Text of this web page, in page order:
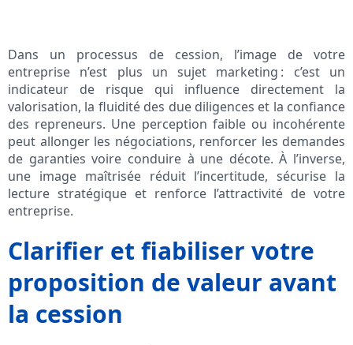
Dans un processus de cession, l’image de votre
entreprise n’est plus un sujet marketing : c’est un
indicateur de risque qui influence directement la
valorisation, la fluidité des due diligences et la confiance
des repreneurs. Une perception faible ou incohérente
peut allonger les négociations, renforcer les demandes
de garanties voire conduire à une décote. À l’inverse,
une image maîtrisée réduit l’incertitude, sécurise la
lecture stratégique et renforce l’attractivité de votre
entreprise.
Clarifier et fiabiliser votre
proposition de valeur avant
la cession